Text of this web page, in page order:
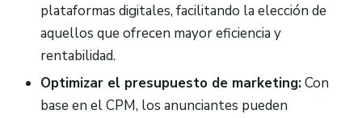
plataformas digitales, facilitando la elección de
aquellos que ofrecen mayor eficiencia y
rentabilidad.
Optimizar el presupuesto de marketing:Con
base en el CPM, los anunciantes pueden